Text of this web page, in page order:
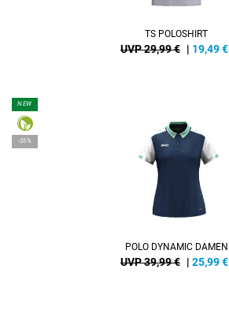
TS POLOSHIRT
UVP 29,99 € | 19,49€
NEW
-35%
POLO DYNAMIC DAMEN
UVP 39,99 € | 25,99€